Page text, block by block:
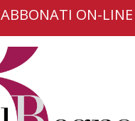
ABBONATI ON-LINE